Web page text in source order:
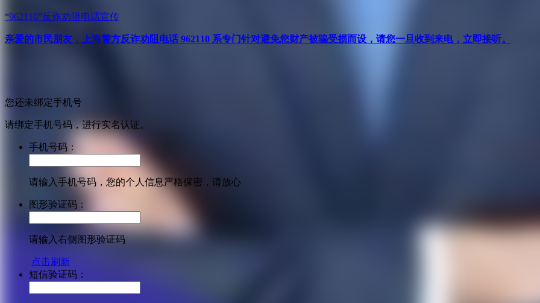
“962110”反诈劝阻电话宣传
亲爱的市民朋友，上海警方反诈劝阻电话 962110 系专门针对避免您财产被骗受损而设，请您一旦收到来电，立即接听。
您还未绑定手机号
请绑定手机号码，进行实名认证。
手机号码：
请输入手机号码，您的个人信息严格保密，请放心
图形验证码：
请输入右侧图形验证码
点击刷新
短信验证码：